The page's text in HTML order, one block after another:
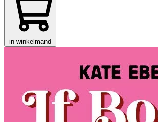
in winkelmand